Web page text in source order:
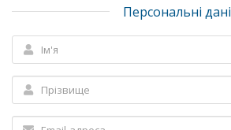
Персональні дані